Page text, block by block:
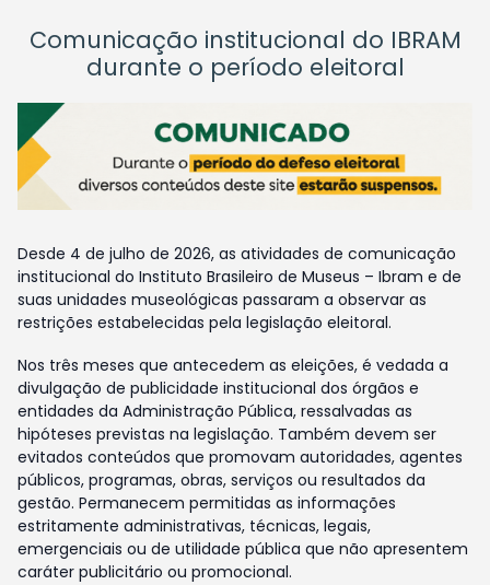
Comunicação institucional do IBRAM
durante o período eleitoral
Desde 4 de julho de 2026, as atividades de comunicação
institucional do Instituto Brasileiro de Museus – Ibram e de
suas unidades museológicas passaram a observar as
restrições estabelecidas pela legislação eleitoral.
Nos três meses que antecedem as eleições, é vedada a
divulgação de publicidade institucional dos órgãos e
entidades da Administração Pública, ressalvadas as
hipóteses previstas na legislação. Também devem ser
evitados conteúdos que promovam autoridades, agentes
públicos, programas, obras, serviços ou resultados da
gestão. Permanecem permitidas as informações
estritamente administrativas, técnicas, legais,
emergenciais ou de utilidade pública que não apresentem
caráter publicitário ou promocional.